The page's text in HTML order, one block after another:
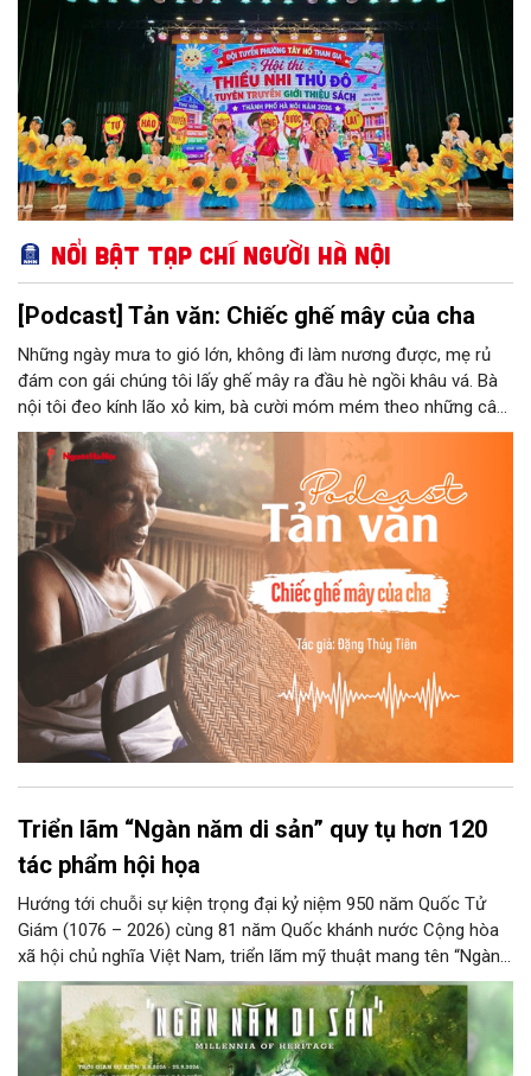
Nổi bật Tạp chí Người Hà Nội
[Podcast] Tản văn: Chiếc ghế mây của cha
Những ngày mưa to gió lớn, không đi làm nương được, mẹ rủ
đám con gái chúng tôi lấy ghế mây ra đầu hè ngồi khâu vá. Bà
nội tôi đeo kính lão xỏ kim, bà cười móm mém theo những câu
chuyện kể tếu táo của đám trẻ chúng tôi. Chiếc ghế mây phát
ra âm thanh kin kít chịu đựng sức nặng cơ thể con người theo
những điệu cười khúc khích.
Triển lãm “Ngàn năm di sản” quy tụ hơn 120
tác phẩm hội họa
Hướng tới chuỗi sự kiện trọng đại kỷ niệm 950 năm Quốc Tử
Giám (1076 – 2026) cùng 81 năm Quốc khánh nước Cộng hòa
xã hội chủ nghĩa Việt Nam, triển lãm mỹ thuật mang tên “Ngàn
năm di sản” sẽ chính thức khai mạc vào ngày 8/8 tại Nhà Thái
Học, Di tích Quốc gia đặc biệt Văn Miếu – Quốc Tử Giám. Sự
kiện kéo dài đến ngày 25/9/2026 hứa hẹn trở thành điểm đến
văn hóa đầy sức hút, góp phần làm phong phú đời sống nghệ